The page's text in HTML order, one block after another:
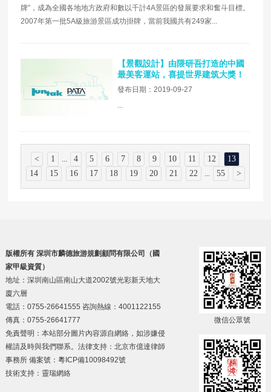
牌”，成為全國各地地方政府和數以千計4A景區的發展要求和奮斗目標。
2007年第一批5A級旅游景區成功掛牌，當前我國共有249家...
【景觀設計】由隈研吾打造的中國
最美客運站，喜提世界建筑大獎！
發布日期：2019-09-27
...
< 1 ... 4 5 6 7 8 9 10 11 12
13
14
15 16 17 18 19 20 21 22 ... 55 >
版權所有 深圳市麟德旅游規劃顧問有限公司（國
家甲級資質）
地址：深圳南山區南山大道2002號光彩新天地大
廈六層
電話：0755-26641555 咨詢熱線：4001122155
傳真：0755-26641777
免責聲明：本站部分圖片內容源自網絡，如涉嫌侵
權請及時與我們聯系。法律支持：北京市億達律師
事務所 備案號： 粵ICP備10098492號
技術支持： 靈瑞網絡
微信公眾號